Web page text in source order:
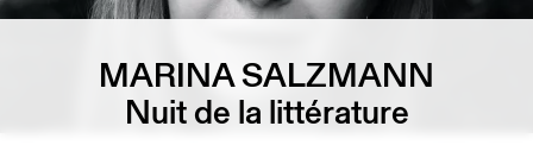
FR/EN
MARINA SALZMANN
Nuit de la littérature